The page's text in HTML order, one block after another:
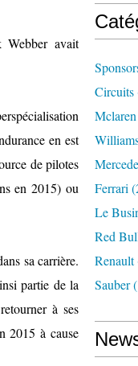
Webber avait
en est
de pilotes
en 2015) ou
sa carrière.
partie de la
à ses
2015 à cause
Circuits
Mclaren
Ferrari
Le
Red
Renault
Sauber